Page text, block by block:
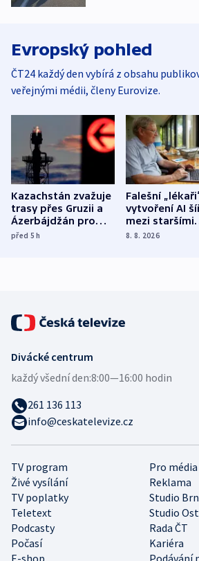
Evropský pohled
ČT24 každý den vybírá z obsahu
veřejnými médii, členy Eurovize.
Kazachstán zvažuje
trasy přes Gruzii a
Ázerbájdžán pro
vývoz ropy do
před 5h
Falešní
vytvoření AI
mezi staršími
Poláky
8. 8. 2026
TV program
Pro média
Živé vysílání
Reklama
TV poplatky
Studio
Teletext
Studio
Podcasty
Rada ČT
Počasí
Kariéra
Divácké centrum
každý všední den:8:00—16:00 hodin
261 136 113
info@ceskatelevize.cz